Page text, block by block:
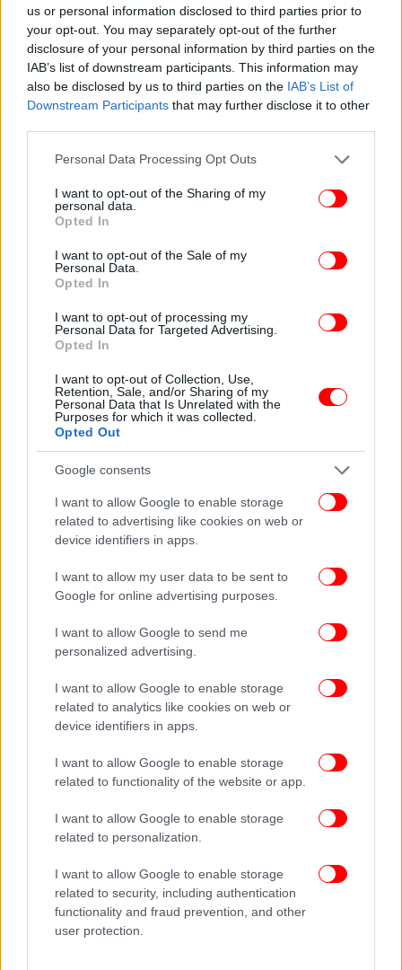
us or personal information disclosed to third parties prior to
your opt-out. You may separately opt-out of the further
disclosure of your personal information by third parties on the
IAB’s list of downstream participants. This information may
also be disclosed by us to third parties on the IAB’s List of
Downstream Participants that may further disclose it to other
Please note that this website/app uses one or more Google
not limited to your visit or usage behaviour. You may click to
grant or deny consent to Google and its third-party tags to
use your data for below specified purposes in below Google
consent section.
Personal Data Processing Opt Outs
I want to opt-out of the Sharing of my
personal data.
Opted In
I want to opt-out of the Sale of my
Personal Data.
Opted In
I want to opt-out of processing my
Personal Data for Targeted Advertising.
Opted In
I want to opt-out of Collection, Use,
Retention, Sale, and/or Sharing of my
Personal Data that Is Unrelated with the
Purposes for which it was collected.
Opted Out
Google consents
I want to allow Google to enable storage
related to advertising like cookies on web or
device identifiers in apps.
I want to allow my user data to be sent to
Google for online advertising purposes.
I want to allow Google to send me
personalized advertising.
I want to allow Google to enable storage
related to analytics like cookies on web or
device identifiers in apps.
I want to allow Google to enable storage
related to functionality of the website or app.
I want to allow Google to enable storage
related to personalization.
I want to allow Google to enable storage
related to security, including authentication
functionality and fraud prevention, and other
user protection.
Χρησιμοποιώντας ακτίνες Χ και υπέρυθρες οι ιστορικοί Τέχνης
εντόπισαν τη μορφή της γυναίκας στην πάνω δεξιά γωνία του πίνακα
του Πικάσο
Οι συντηρητές, ωστόσο, παρατήρησαν ότι η γυναίκα
έχει πιασμένα τα μαλλιά της σε έναν κότσο σινιόν,
που ήταν της μόδας στο Παρίσι την εποχή εκείνη.
Εμφανίζεται καθιστή να ακουμπά στους αγκώνες
το ένα της χέρι να σφίγγει τον βραχίονά της.